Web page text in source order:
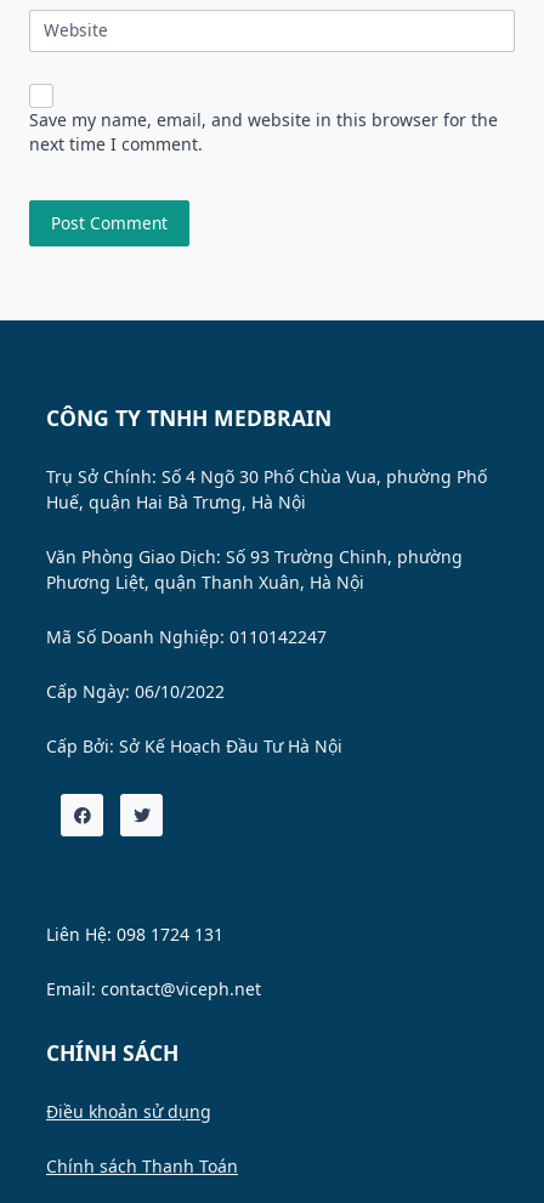
Website
Save my name, email, and website in this browser for the
next time I comment.
CÔNG TY TNHH MEDBRAIN
Trụ Sở Chính: Số 4 Ngõ 30 Phố Chùa Vua, phường Phố
Huế, quận Hai Bà Trưng, Hà Nội
Văn Phòng Giao Dịch: Số 93 Trường Chinh, phường
Phương Liệt, quận Thanh Xuân, Hà Nội
Mã Số Doanh Nghiệp: 0110142247
Cấp Ngày: 06/10/2022
Cấp Bởi: Sở Kế Hoạch Đầu Tư Hà Nội
Liên Hệ: 098 1724 131
Email: contact@viceph.net
CHÍNH SÁCH
Điều khoản sử dụng
Chính sách Thanh Toán